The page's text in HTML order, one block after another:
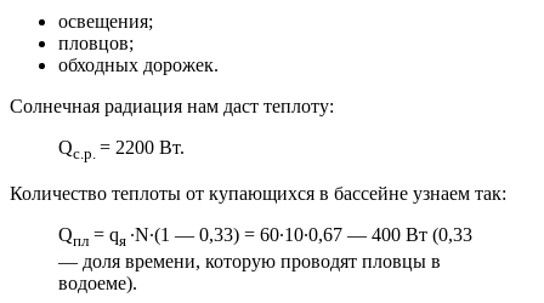
освещения;
пловцов;
обходных дорожек.
Солнечная радиация нам даст теплоту:
Qc.p. = 2200 Вт.
Количество теплоты от купающихся в бассейне узнаем так:
Qпл = qя ∙N∙(1 — 0,33) = 60∙10∙0,67 — 400 Вт (0,33
— доля времени, которую проводят пловцы в
водоеме).